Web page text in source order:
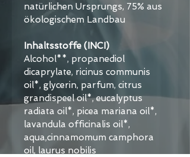
natürlichen Ursprungs, 75% aus
ökologischem Landbau
Inhaltsstoffe (INCI)
Alcohol**, propanediol
dicaprylate, ricinus communis
oil*, glycerin, parfum, citrus
grandispeel oil*, eucalyptus
radiata oil*, picea mariana oil*,
lavandula officinalis oil*,
aqua,cinnamomum camphora
oil, laurus nobilis